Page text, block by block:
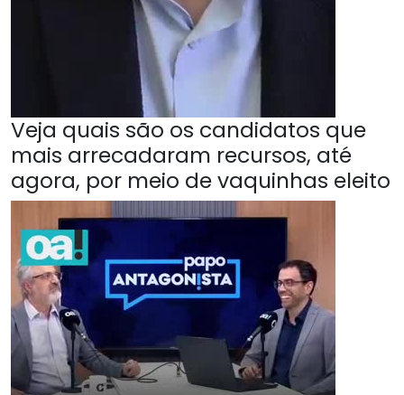
Veja quais são os candidatos que
mais arrecadaram recursos, até
agora, por meio de vaquinhas eleito